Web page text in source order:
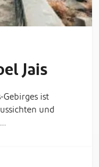
Jais
Gebirges ist
und